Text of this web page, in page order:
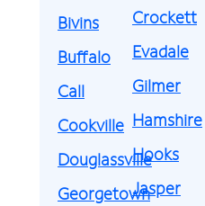
Bivins
Buffalo
Call
Cookville
Douglassville
Georgetown
Crockett
Evadale
Gilmer
Hamshire
Hooks
Jasper